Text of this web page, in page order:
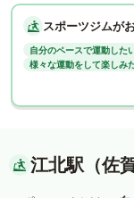
スポーツジムが
自分のペースで運動した
様々な運動をして楽しみ
江北駅（佐